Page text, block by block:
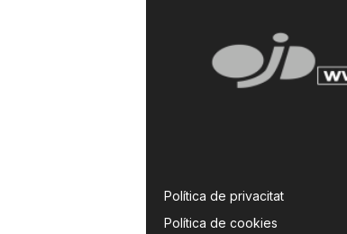
Política de privacitat
Política de cookies